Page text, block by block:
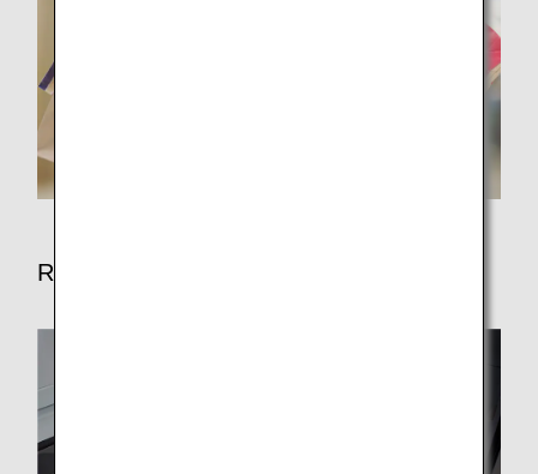
Reiseaccessoires